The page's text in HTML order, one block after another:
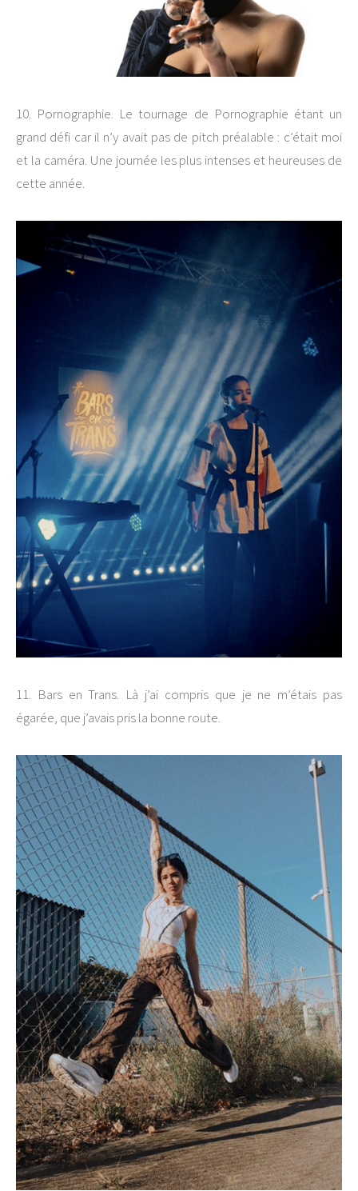
10. Pornographie. Le tournage de Pornographie étant un
grand défi car il n’y avait pas de pitch préalable : c’était moi
et la caméra. Une journée les plus intenses et heureuses de
cette année.
11. Bars en Trans. Là j’ai compris que je ne m’étais pas
égarée, que j’avais pris la bonne route.